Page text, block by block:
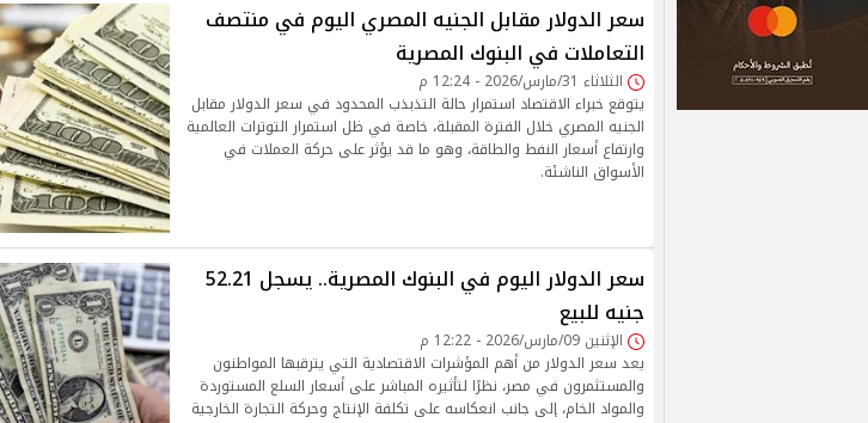
سعر الدولار مقابل الجنيه المصري اليوم في منتصف
التعاملات في البنوك المصرية
الثلاثاء 31/مارس/2026 - 12:24 م
يتوقع خبراء الاقتصاد استمرار حالة التذبذب المحدود في سعر الدولار مقابل
الجنيه المصري خلال الفترة المقبلة، خاصة في ظل استمرار التوترات العالمية
وارتفاع أسعار النفط والطاقة، وهو ما قد يؤثر على حركة العملات في
الأسواق الناشئة.
سعر الدولار اليوم في البنوك المصرية.. يسجل 52.21
جنيه للبيع
الإثنين 09/مارس/2026 - 12:22 م
يعد سعر الدولار من أهم المؤشرات الاقتصادية التي يترقبها المواطنون
والمستثمرون في مصر، نظرًا لتأثيره المباشر على أسعار السلع المستوردة
والمواد الخام، إلى جانب انعكاسه على تكلفة الإنتاج وحركة التجارة الخارجية